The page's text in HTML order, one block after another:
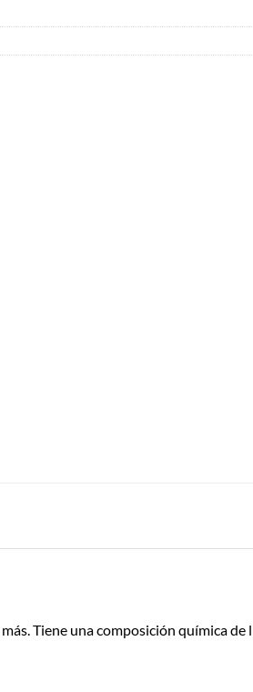
Tiene una composición química